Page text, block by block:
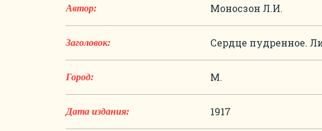
Автор: Моносзон Л.И.
Заголовок: Сердце пудренное.
Город: М.
Дата издания: 1917